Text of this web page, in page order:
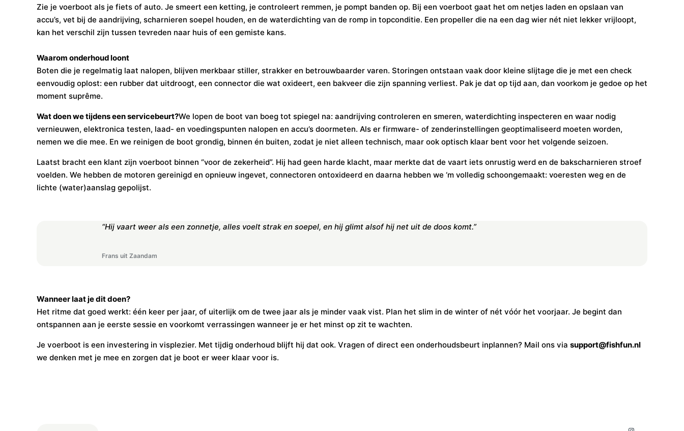
Zie je voerboot als je fiets of auto. Je smeert een ketting, je controleert remmen, je pompt banden op. Bij een voerboot gaat het om netjes laden en opslaan van
accu’s, vet bij de aandrijving, scharnieren soepel houden, en de waterdichting van de romp in topconditie. Een propeller die na een dag wier nét niet lekker vrijloopt,
kan het verschil zijn tussen tevreden naar huis of een gemiste kans.
Waarom onderhoud loont
Boten die je regelmatig laat nalopen, blijven merkbaar stiller, strakker en betrouwbaarder varen. Storingen ontstaan vaak door kleine slijtage die je met een check
eenvoudig oplost: een rubber dat uitdroogt, een connector die wat oxideert, een bakveer die zijn spanning verliest. Pak je dat op tijd aan, dan voorkom je gedoe op het
moment suprême.
Wat doen we tijdens een servicebeurt?We lopen de boot van boeg tot spiegel na: aandrijving controleren en smeren, waterdichting inspecteren en waar nodig
vernieuwen, elektronica testen, laad- en voedingspunten nalopen en accu’s doormeten. Als er firmware- of zenderinstellingen geoptimaliseerd moeten worden,
nemen we die mee. En we reinigen de boot grondig, binnen én buiten, zodat je niet alleen technisch, maar ook optisch klaar bent voor het volgende seizoen.
Laatst bracht een klant zijn voerboot binnen “voor de zekerheid”. Hij had geen harde klacht, maar merkte dat de vaart iets onrustig werd en de bakscharnieren stroef
voelden. We hebben de motoren gereinigd en opnieuw ingevet, connectoren ontoxideerd en daarna hebben we ‘m volledig schoongemaakt: voeresten weg en de
lichte (water)aanslag gepolijst.
“Hij vaart weer als een zonnetje, alles voelt strak en soepel, en hij glimt alsof hij net uit de doos komt.”
Frans uit Zaandam
Wanneer laat je dit doen?
Het ritme dat goed werkt: één keer per jaar, of uiterlijk om de twee jaar als je minder vaak vist. Plan het slim in de winter of nét vóór het voorjaar. Je begint dan
ontspannen aan je eerste sessie en voorkomt verrassingen wanneer je er het minst op zit te wachten.
Je voerboot is een investering in visplezier. Met tijdig onderhoud blijft hij dat ook. Vragen of direct een onderhoudsbeurt inplannen? Mail ons via support@fishfun.nl
we denken met je mee en zorgen dat je boot er weer klaar voor is.